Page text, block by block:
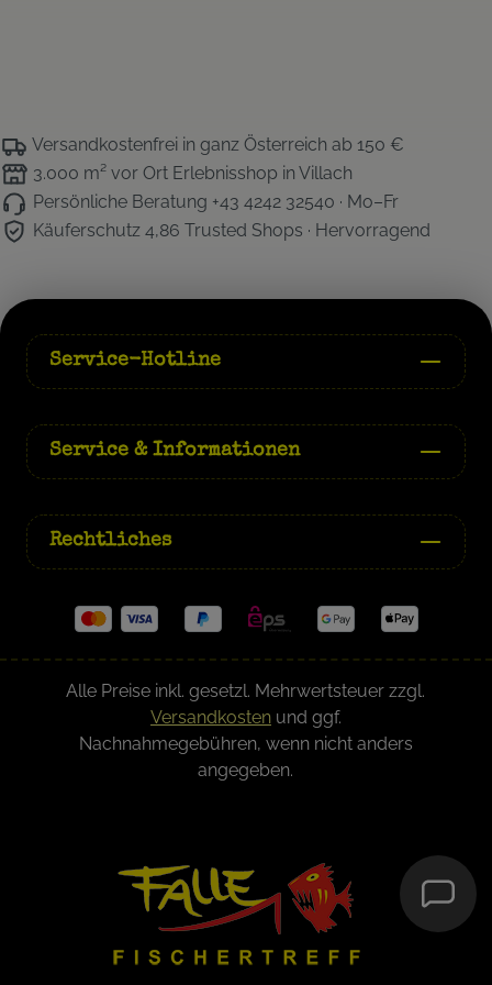
Versandkostenfrei in ganz Österreich ab 150 €
3.000 m² vor Ort Erlebnisshop in Villach
Persönliche Beratung +43 4242 32540 · Mo–Fr
Käuferschutz 4,86 Trusted Shops · Hervorragend
Service-Hotline
Service & Informationen
Rechtliches
Alle Preise inkl. gesetzl. Mehrwertsteuer zzgl.
Versandkostenund ggf.
Nachnahmegebühren, wenn nicht anders
angegeben.